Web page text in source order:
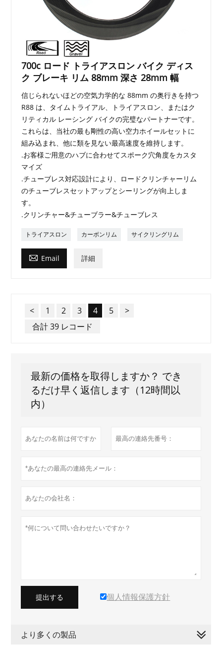
700c ロード トライアスロン バイク ディス
ク ブレーキ リム 88mm 深さ 28mm 幅
信じられないほどの空気力学的な 88mm の奥行きを持つ
R88 は、タイムトライアル、トライアスロン、またはク
リティカル レーシング バイクの完璧なパートナーです。
これらは、当社の最も剛性の高い空力ホイールセットに
組み込まれ、他に類を見ない最高速度を維持します。
.お客様ご用意のハブに合わせてスポーク穴角度をカスタ
マイズ
.チューブレス対応設計により、ロードクリンチャーリム
のチューブレスセットアップとシーリングが向上しま
す。
.クリンチャー&チューブラー&チューブレス
トライアスロン カーボンリム サイクリングリム
 Email 詳細
< 1 2 3 4 5
>
合計 39 レコード
最新の価格を取得しますか？ でき
るだけ早く返信します（12時間以
内）
提出する 個人情報保護方針
より多くの製品